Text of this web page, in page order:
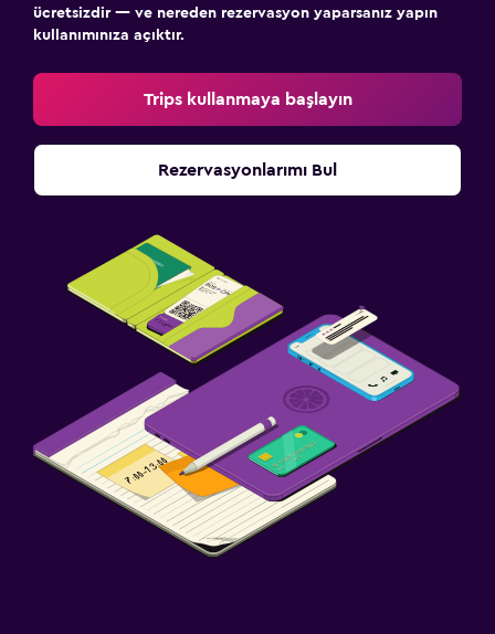
ücretsizdir — ve nereden rezervasyon yaparsanız yapın
kullanımınıza açıktır.
Trips kullanmaya başlayın
Rezervasyonlarımı Bul